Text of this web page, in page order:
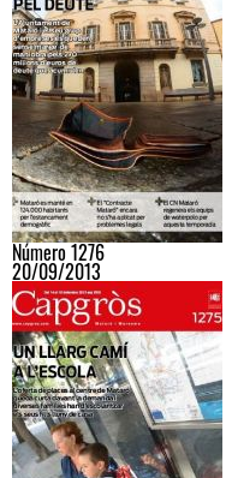
Número 1276
20/09/2013